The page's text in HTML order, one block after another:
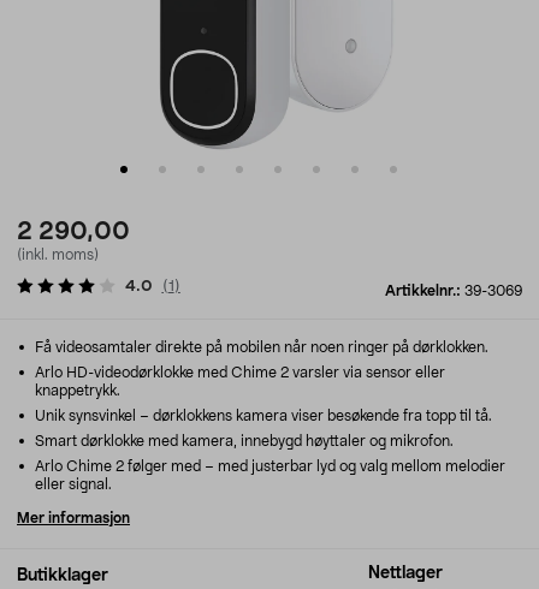
2 290,00
(inkl. moms)
Artikkelnr.: 39-3069
4.0 (1 )
Butikklager
Nettlager
Få videosamtaler direkte på mobilen når noen ringer på dørklokken.
Arlo HD-videodørklokke med Chime 2 varsler via sensor eller
knappetrykk.
Unik synsvinkel – dørklokkens kamera viser besøkende fra topp til tå.
Smart dørklokke med kamera, innebygd høyttaler og mikrofon.
Arlo Chime 2 følger med – med justerbar lyd og valg mellom melodier
eller signal.
Mer informasjon